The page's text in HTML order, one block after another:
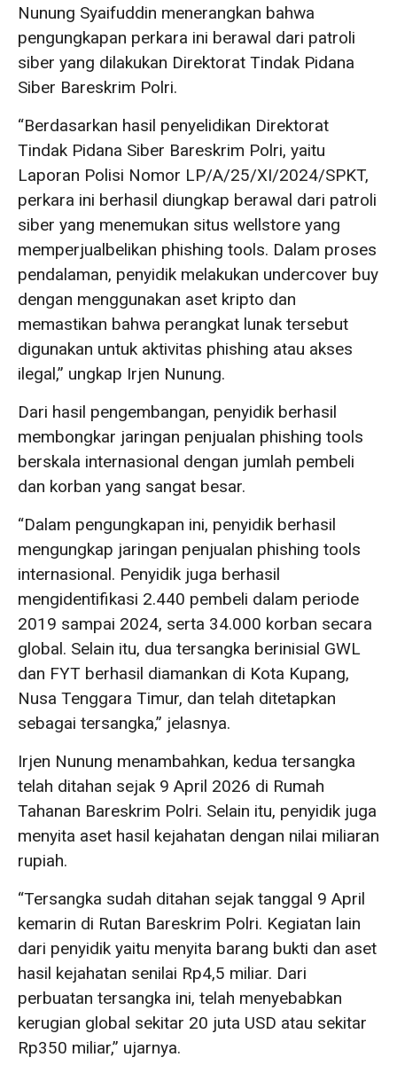
Nunung Syaifuddin menerangkan bahwa
pengungkapan perkara ini berawal dari patroli
siber yang dilakukan Direktorat Tindak Pidana
Siber Bareskrim Polri.
“Berdasarkan hasil penyelidikan Direktorat
Tindak Pidana Siber Bareskrim Polri, yaitu
Laporan Polisi Nomor LP/A/25/XI/2024/SPKT,
perkara ini berhasil diungkap berawal dari patroli
siber yang menemukan situs wellstore yang
memperjualbelikan phishing tools. Dalam proses
pendalaman, penyidik melakukan undercover buy
dengan menggunakan aset kripto dan
memastikan bahwa perangkat lunak tersebut
digunakan untuk aktivitas phishing atau akses
ilegal,” ungkap Irjen Nunung.
Dari hasil pengembangan, penyidik berhasil
membongkar jaringan penjualan phishing tools
berskala internasional dengan jumlah pembeli
dan korban yang sangat besar.
“Dalam pengungkapan ini, penyidik berhasil
mengungkap jaringan penjualan phishing tools
internasional. Penyidik juga berhasil
mengidentifikasi 2.440 pembeli dalam periode
2019 sampai 2024, serta 34.000 korban secara
global. Selain itu, dua tersangka berinisial GWL
dan FYT berhasil diamankan di Kota Kupang,
Nusa Tenggara Timur, dan telah ditetapkan
sebagai tersangka,” jelasnya.
Irjen Nunung menambahkan, kedua tersangka
telah ditahan sejak 9 April 2026 di Rumah
Tahanan Bareskrim Polri. Selain itu, penyidik juga
menyita aset hasil kejahatan dengan nilai miliaran
rupiah.
“Tersangka sudah ditahan sejak tanggal 9 April
kemarin di Rutan Bareskrim Polri. Kegiatan lain
dari penyidik yaitu menyita barang bukti dan aset
hasil kejahatan senilai Rp4,5 miliar. Dari
perbuatan tersangka ini, telah menyebabkan
kerugian global sekitar 20 juta USD atau sekitar
Rp350 miliar,” ujarnya.